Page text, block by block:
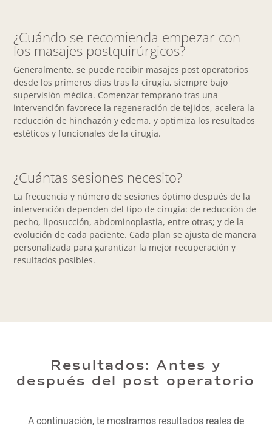
¿Cuándo se recomienda empezar con
los masajes postquirúrgicos?
Generalmente, se puede recibir masajes post operatorios
desde los primeros días tras la cirugía, siempre bajo
supervisión médica. Comenzar temprano tras una
intervención favorece la regeneración de tejidos, acelera la
reducción de hinchazón y edema, y optimiza los resultados
estéticos y funcionales de la cirugía.
¿Cuántas sesiones necesito?
La frecuencia y número de sesiones óptimo después de la
intervención dependen del tipo de cirugía: de reducción de
pecho, liposucción, abdominoplastia, entre otras; y de la
evolución de cada paciente. Cada plan se ajusta de manera
personalizada para garantizar la mejor recuperación y
resultados posibles.
Resultados: Antes y
después del post operatorio
A continuación, te mostramos resultados reales de